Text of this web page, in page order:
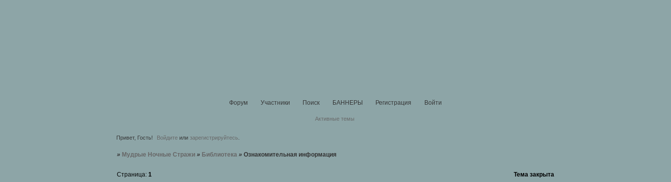
Форум Участники Поиск БАННЕРЫ Регистрация Войти
Активные темы
Привет, Гость! Войдите или зарегистрируйтесь.
» Мудрые Ночные Стражи » Библиотека » Ознакомительная информация
Страница: 1 Тема закрыта